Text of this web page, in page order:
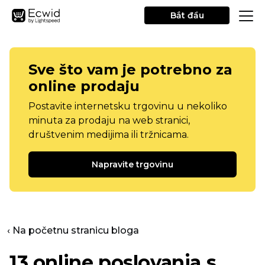
Bắt đầu
Sve što vam je potrebno za
online prodaju
Postavite internetsku trgovinu u nekoliko
minuta za prodaju na web stranici,
društvenim medijima ili tržnicama.
Napravite trgovinu
‹ Na početnu stranicu bloga